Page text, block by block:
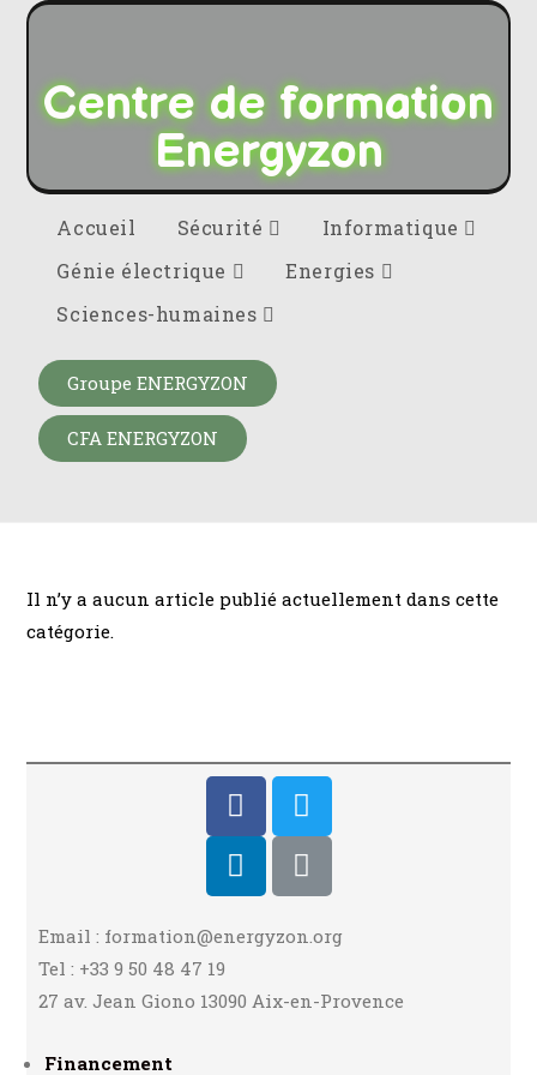
Centre de formation
Energyzon
Accueil Sécurité
Informatique
Génie électrique
Energies
Sciences-humaines
Groupe ENERGYZON
CFA ENERGYZON
Il n’y a aucun article publié actuellement dans cette
catégorie.
Email : formation@energyzon.org
Tel : +33 9 50 48 47 19
27 av. Jean Giono 13090 Aix-en-Provence
Financement